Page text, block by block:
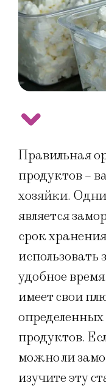
Правильная
продуктов –
хозяйки.
является
срок
использовать
удобное
имеет свои
продуктов.
можно ли
изучите эту